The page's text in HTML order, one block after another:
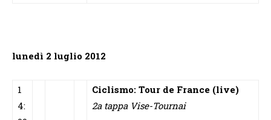
lunedì 2 luglio 2012
1
4:
Ciclismo: Tour de France (live)
2a tappa Vise-Tournai